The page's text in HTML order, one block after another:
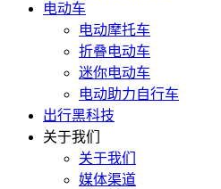
电动车
电动摩托车
折叠电动车
迷你电动车
电动助力自行车
出行黑科技
关于我们
关于我们
媒体渠道